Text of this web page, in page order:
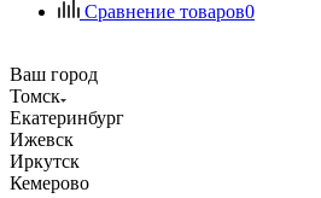
Сравнение товаров0
Ваш город
Томск
Екатеринбург
Ижевск
Иркутск
Кемерово